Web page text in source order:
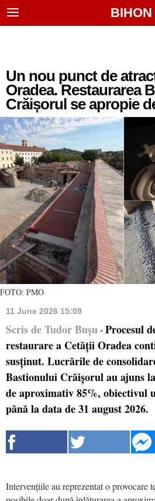
BIHON
Un nou punct de
Oradea. Restaurarea
Crăișorul se apropie
FOTO: PMO
11 June 2026 15:09
Scris de Tudor Bușu - Procesul
restaurare a Cetății Oradea
susținut. Lucrările de
Bastionului Crăișorul au ajuns
de aproximativ 85%, obiectivul
până la data de 31 august 2026.
Intervențiile au reprezentat o provocare